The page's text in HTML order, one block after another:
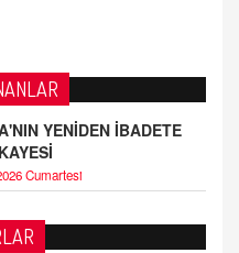
YENİDEN İBADETE
Cumartesi